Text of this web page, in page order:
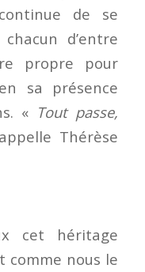
de se
d’entre
propre pour
sa présence
« Tout passe,
Thérèse
cet héritage
comme nous le